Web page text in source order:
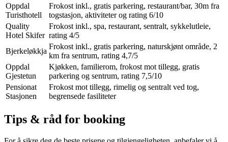
Oppdal
Turisthotell
Frokost inkl., gratis parkering, restaurant/bar, 30m fra
togstasjon, aktiviteter og rating 6/10
Quality
Hotel Skifer
Frokost inkl., spa, restaurant, sentralt, sykkelutleie,
rating 4/5
Bjerkeløkkja
Frokost inkl., gratis parkering, naturskjønt område, 2
km fra sentrum, rating 4,7/5
Oppdal
Gjestetun
Kjøkken, familierom, frokost mot tillegg, gratis
parkering og sentrum, rating 7,5/10
Pensionat
Stasjonen
Frokost mot tillegg, rimelig og sentralt ved tog,
begrensede fasiliteter
Tips & råd for booking